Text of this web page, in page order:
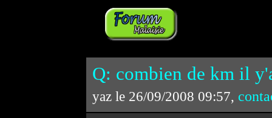
Q: combien de km il
yaz le 26/09/2008 09:57,